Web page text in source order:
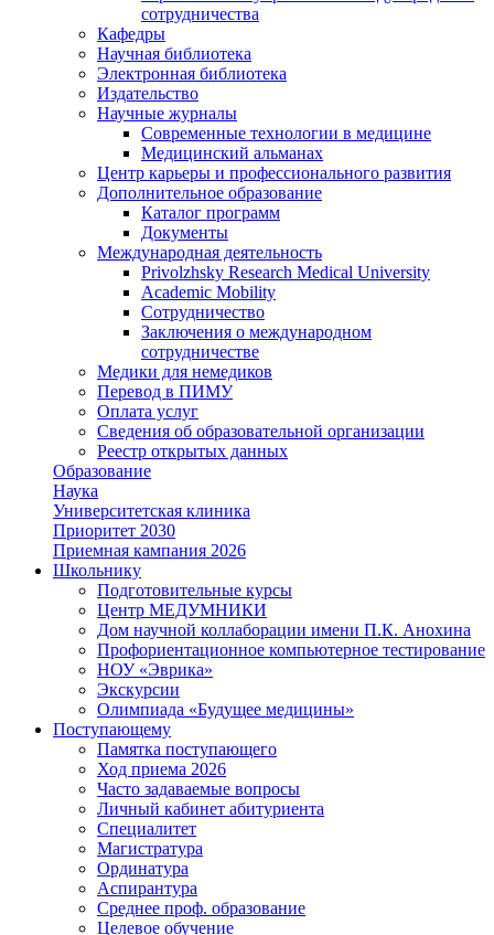
сотрудничества
Кафедры
Научная библиотека
Электронная библиотека
Издательство
Научные журналы
Современные технологии в медицине
Медицинский альманах
Центр карьеры и профессионального развития
Дополнительное образование
Каталог программ
Документы
Международная деятельность
Privolzhsky Research Medical University
Academic Mobility
Сотрудничество
Заключения о международном
сотрудничестве
Медики для немедиков
Перевод в ПИМУ
Оплата услуг
Сведения об образовательной организации
Реестр открытых данных
Образование
Наука
Университетская клиника
Приоритет 2030
Приемная кампания 2026
Школьнику
Подготовительные курсы
Центр МЕДУМНИКИ
Дом научной коллаборации имени П.К. Анохина
Профориентационное компьютерное тестирование
НОУ «Эврика»
Экскурсии
Олимпиада «Будущее медицины»
Поступающему
Памятка поступающего
Ход приема 2026
Часто задаваемые вопросы
Личный кабинет абитуриента
Специалитет
Магистратура
Ординатура
Аспирантура
Среднее проф. образование
Целевое обучение